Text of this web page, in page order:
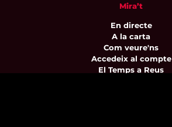
Mira’t
En directe
A la carta
Com veure'ns
Accedeix al compte
El Temps a Reus